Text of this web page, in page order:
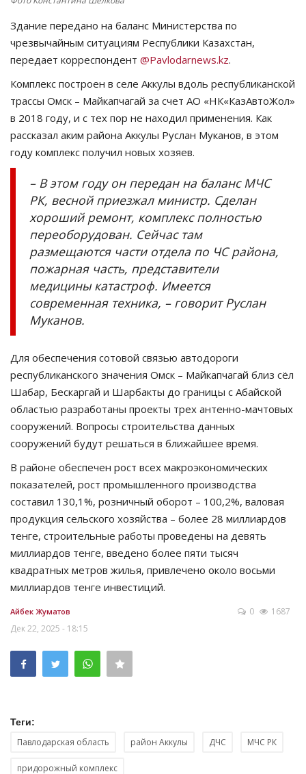
Курултай
Язык
Қазақша Русский
Здание передано на баланс Министерства по
чрезвычайным ситуациям Республики Казахстан,
передает корреспондент @Pavlodarnews.kz.
Комплекс построен в селе Аккулы вдоль республиканской
трассы Омск – Майкапчагай за счет АО «НК«КазАвтоЖол»
в 2018 году, и с тех пор не находил применения. Как
рассказал аким района Аккулы Руслан Муканов, в этом
году комплекс получил новых хозяев.
– В этом году он передан на баланс МЧС
РК, весной приезжал министр. Сделан
хороший ремонт, комплекс полностью
переоборудован. Сейчас там
размещаются части отдела по ЧС района,
пожарная часть, представители
медицины катастроф. Имеется
современная техника, – говорит Руслан
Муканов.
Для обеспечения сотовой связью автодороги
республиканского значения Омск – Майкапчагай близ сёл
Шабар, Бескаргай и Шарбакты до границы с Абайской
областью разработаны проекты трех антенно-мачтовых
сооружений. Вопросы строительства данных
сооружений будут решаться в ближайшее время.
В районе обеспечен рост всех макроэкономических
показателей, рост промышленного производства
составил 130,1%, розничный оборот – 100,2%, валовая
продукция сельского хозяйства – более 28 миллиардов
тенге, строительные работы проведены на девять
миллиардов тенге, введено более пяти тысяч
квадратных метров жилья, привлечено около восьми
миллиардов тенге инвестиций.
Айбек Жуматов
Дек 22, 2025 - 18:15
0 1687
Теги:
Павлодарская область район Аккулы ДЧС МЧС РК
придорожный комплекс